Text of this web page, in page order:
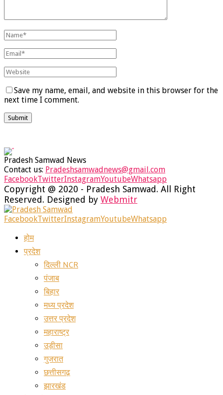
Save my name, email, and website in this browser for the
next time I comment.
Pradesh Samwad News
Contact us: Pradeshsamwadnews@gmail.com
FacebookTwitterInstagramYoutubeWhatsapp
Copyright @ 2020 - Pradesh Samwad. All Right
Reserved. Designed by Webmitr
FacebookTwitterInstagramYoutubeWhatsapp
होम
प्रदेश
दिल्ली NCR
पंजाब
बिहार
मध्य प्रदेश
उत्तर प्रदेश
महाराष्ट्र
उड़ीसा
गुजरात
छत्तीसगढ़
झारखंड